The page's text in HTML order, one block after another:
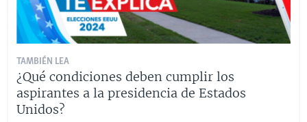
TAMBIÉN LEA
¿Qué condiciones deben cumplir los
aspirantes a la presidencia de Estados
Unidos?